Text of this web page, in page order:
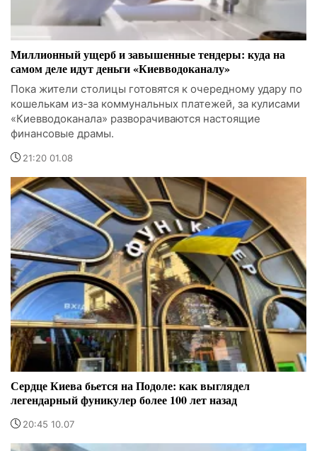
Миллионный ущерб и завышенные тендеры: куда на
самом деле идут деньги «Киевводоканалу»
Пока жители столицы готовятся к очередному удару по
кошелькам из-за коммунальных платежей, за кулисами
«Киевводоканала» разворачиваются настоящие
финансовые драмы.
21:20 01.08
Сердце Киева бьется на Подоле: как выглядел
легендарный фуникулер более 100 лет назад
20:45 10.07